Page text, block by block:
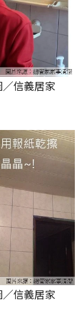
信義居家
信義居家